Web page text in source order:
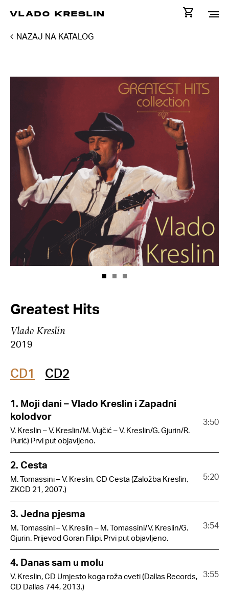
VLADO KRESLIN
NAZAJ NA KATALOG
Greatest Hits
Vlado Kreslin
2019
CD1 CD2
1. Moji dani – Vlado Kreslin i Zapadni
kolodvor
V. Kreslin – V. Kreslin/M. Vujčić – V. Kreslin/G. Gjurin/R.
Purić) Prvi put objavljeno.
3:50
2. Cesta
M. Tomassini – V. Kreslin, CD Cesta (Založba Kreslin,
ZKCD 21, 2007.)
5:20
3. Jedna pjesma
M. Tomassini – V. Kreslin – M. Tomassini/V. Kreslin/G.
Gjurin. Prijevod Goran Filipi. Prvi put objavljeno.
3:54
4. Danas sam u molu
V. Kreslin, CD Umjesto koga roža cveti (Dallas Records,
CD Dallas 744, 2013.)
3:55